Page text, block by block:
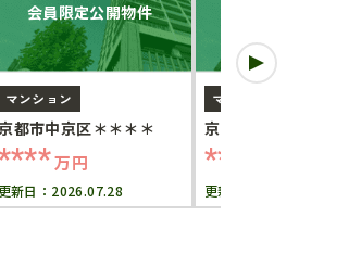
会員限定公開物件
マンション
都市中京区＊＊＊＊
万円
更新日： 2026.07.28
マンション
京都市中京区＊＊＊＊
****
更新日：